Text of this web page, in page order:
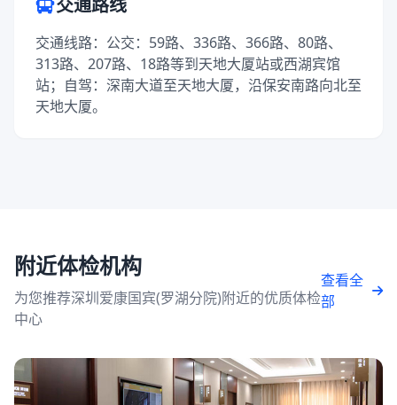
交通路线
交通线路：公交：59路、336路、366路、80路、
313路、207路、18路等到天地大厦站或西湖宾馆
站；自驾：深南大道至天地大厦，沿保安南路向北至
天地大厦。
附近体检机构
为您推荐深圳爱康国宾(罗湖分院)附近的优质体检
中心
查看全
部